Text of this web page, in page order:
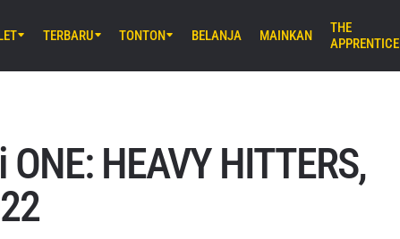
WAVE Arena Ota, Tokyo
SAMURAI 2
TERBARU TONTON BELANJA MAINKAN
THE
APPRENTICE
HEAVY HITTERS,